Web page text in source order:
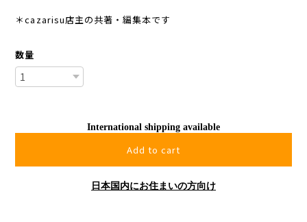
＊cazarisu店主の共著・編集本です
数量
International shipping available
Add to cart
日本国内にお住まいの方向け